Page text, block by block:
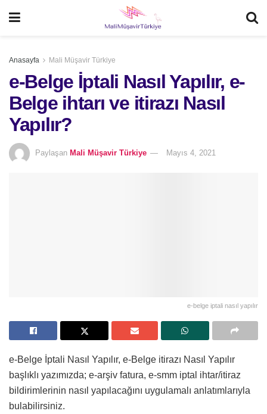
Anasayfa Mali Müşavir Türkiye
e-Belge İptali Nasıl Yapılır, e-
Belge ihtarı ve itirazı Nasıl
Yapılır?
Paylaşan Mali Müşavir Türkiye Mayıs 4, 2021
e-belge iptali nasıl yapılır
e-Belge İptali Nasıl Yapılır, e-Belge itirazı Nasıl Yapılır
başlıklı yazımızda; e-arşiv fatura, e-smm iptal ihtar/itiraz
bildirimlerinin nasıl yapılacağını uygulamalı anlatımlarıyla
bulabilirsiniz.